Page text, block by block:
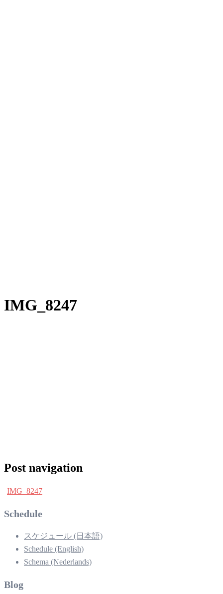
IMG_8247
Post navigation
IMG_8247
Schedule
スケジュール (日本語)
Schedule (English)
Schema (Nederlands)
Blog